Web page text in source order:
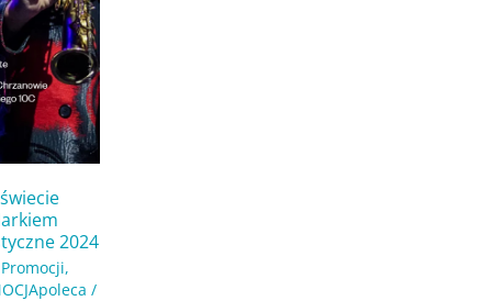
2024
Promocji,
/